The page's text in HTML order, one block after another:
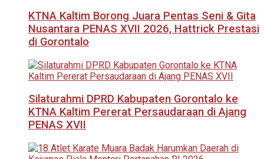
KTNA Kaltim Borong Juara Pentas Seni & Gita
Nusantara PENAS XVII 2026, Hattrick Prestasi
di Gorontalo
Silaturahmi DPRD Kabupaten Gorontalo ke
KTNA Kaltim Pererat Persaudaraan di Ajang
PENAS XVII